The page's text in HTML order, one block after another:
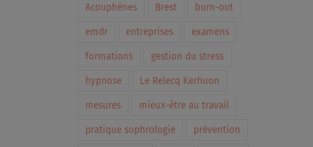
Acouphènes Brest burn-out
emdr entreprises examens
formations gestion du stress
hypnose Le Relecq Kerhuon
mesures mieux-être au travail
pratique sophrologie prévention